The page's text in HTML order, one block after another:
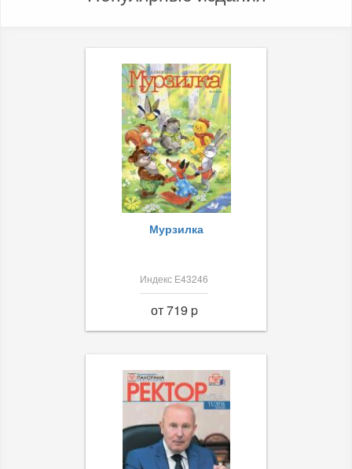
Мурзилка
Индекс Е43246
от 719 p